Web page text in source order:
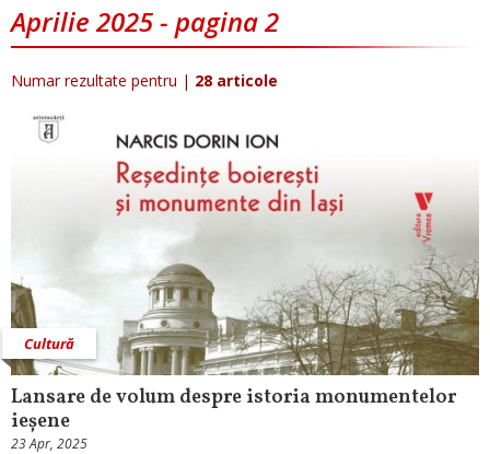
Aprilie 2025 - pagina 2
Numar rezultate pentru | 28 articole
Cultură
Lansare de volum despre istoria monumentelor
ieșene
23 Apr, 2025